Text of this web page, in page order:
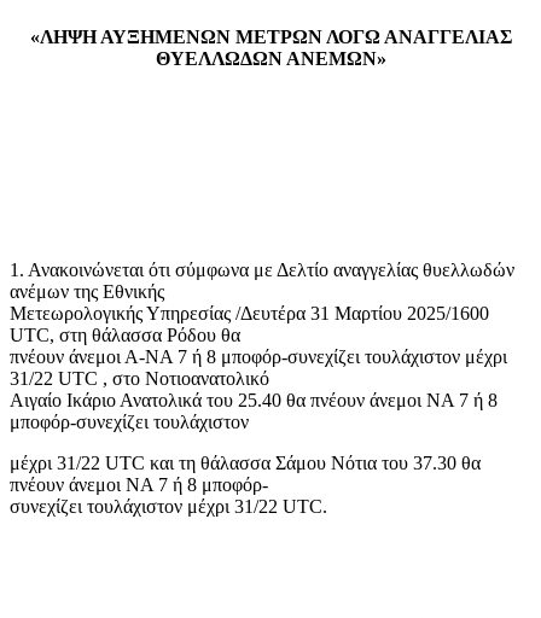
«ΛΗΨΗ ΑΥΞΗΜΕΝΩΝ ΜΕΤΡΩΝ ΛΟΓΩ ΑΝΑΓΓΕΛΙΑΣ
ΘΥΕΛΛΩΔΩΝ ΑΝΕΜΩΝ»
1. Ανακοινώνεται ότι σύμφωνα με Δελτίο αναγγελίας θυελλωδών
ανέμων της Εθνικής
Μετεωρολογικής Υπηρεσίας /Δευτέρα 31 Μαρτίου 2025/1600
UTC, στη θάλασσα Ρόδου θα
πνέουν άνεμοι Α-ΝΑ 7 ή 8 μποφόρ-συνεχίζει τουλάχιστον μέχρι
31/22 UTC , στο Νοτιοανατολικό
Αιγαίο Ικάριο Ανατολικά του 25.40 θα πνέουν άνεμοι ΝΑ 7 ή 8
μποφόρ-συνεχίζει τουλάχιστον
μέχρι 31/22 UTC και τη θάλασσα Σάμου Νότια του 37.30 θα
πνέουν άνεμοι ΝΑ 7 ή 8 μποφόρ-
συνεχίζει τουλάχιστον μέχρι 31/22 UTC.